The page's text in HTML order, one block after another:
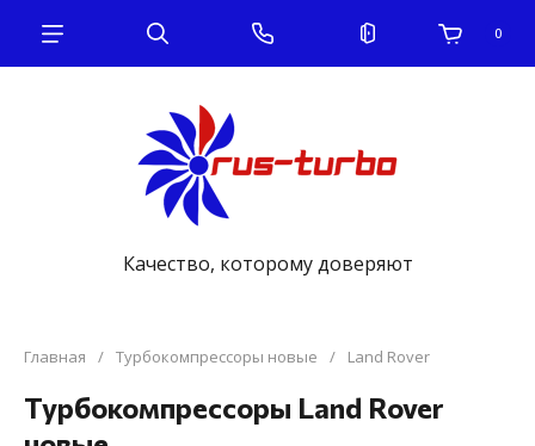
Качество, которому доверяют
0
Главная / Турбокомпрессоры новые / Land Rover
Турбокомпрессоры Land Rover